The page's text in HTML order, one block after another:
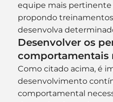
equipe mais pertinente
propondo
desenvolva
Desenvolver os
comportamentais
Como citado acima, é
desenvolvimento
comportamental